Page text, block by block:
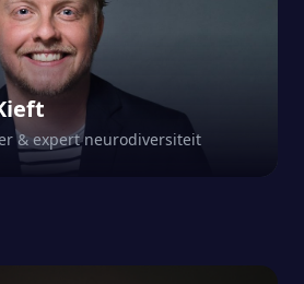
& expert neurodiversiteit